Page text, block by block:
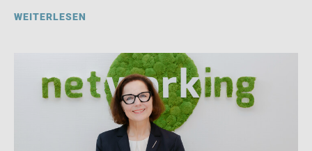
WEITERLESEN